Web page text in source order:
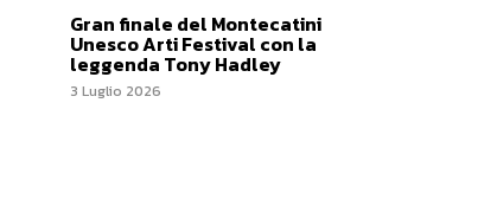
Gran finale del Montecatini
Unesco Arti Festival con la
leggenda Tony Hadley
3 Luglio 2026